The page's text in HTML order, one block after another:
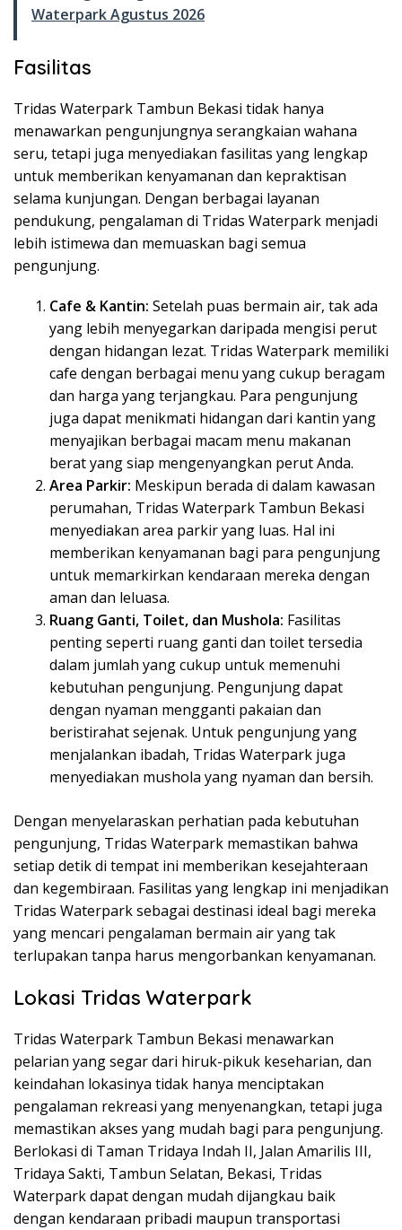
Waterpark Agustus 2026
Fasilitas
Tridas Waterpark Tambun Bekasi tidak hanya
menawarkan pengunjungnya serangkaian wahana
seru, tetapi juga menyediakan fasilitas yang lengkap
untuk memberikan kenyamanan dan kepraktisan
selama kunjungan. Dengan berbagai layanan
pendukung, pengalaman di Tridas Waterpark menjadi
lebih istimewa dan memuaskan bagi semua
pengunjung.
Cafe & Kantin: Setelah puas bermain air, tak ada
yang lebih menyegarkan daripada mengisi perut
dengan hidangan lezat. Tridas Waterpark memiliki
cafe dengan berbagai menu yang cukup beragam
dan harga yang terjangkau. Para pengunjung
juga dapat menikmati hidangan dari kantin yang
menyajikan berbagai macam menu makanan
berat yang siap mengenyangkan perut Anda.
Area Parkir: Meskipun berada di dalam kawasan
perumahan, Tridas Waterpark Tambun Bekasi
menyediakan area parkir yang luas. Hal ini
memberikan kenyamanan bagi para pengunjung
untuk memarkirkan kendaraan mereka dengan
aman dan leluasa.
Ruang Ganti, Toilet, dan Mushola: Fasilitas
penting seperti ruang ganti dan toilet tersedia
dalam jumlah yang cukup untuk memenuhi
kebutuhan pengunjung. Pengunjung dapat
dengan nyaman mengganti pakaian dan
beristirahat sejenak. Untuk pengunjung yang
menjalankan ibadah, Tridas Waterpark juga
menyediakan mushola yang nyaman dan bersih.
Dengan menyelaraskan perhatian pada kebutuhan
pengunjung, Tridas Waterpark memastikan bahwa
setiap detik di tempat ini memberikan kesejahteraan
dan kegembiraan. Fasilitas yang lengkap ini menjadikan
Tridas Waterpark sebagai destinasi ideal bagi mereka
yang mencari pengalaman bermain air yang tak
terlupakan tanpa harus mengorbankan kenyamanan.
Lokasi Tridas Waterpark
Tridas Waterpark Tambun Bekasi menawarkan
pelarian yang segar dari hiruk-pikuk keseharian, dan
keindahan lokasinya tidak hanya menciptakan
pengalaman rekreasi yang menyenangkan, tetapi juga
memastikan akses yang mudah bagi para pengunjung.
Berlokasi di Taman Tridaya Indah II, Jalan Amarilis III,
Tridaya Sakti, Tambun Selatan, Bekasi, Tridas
Waterpark dapat dengan mudah dijangkau baik
dengan kendaraan pribadi maupun transportasi